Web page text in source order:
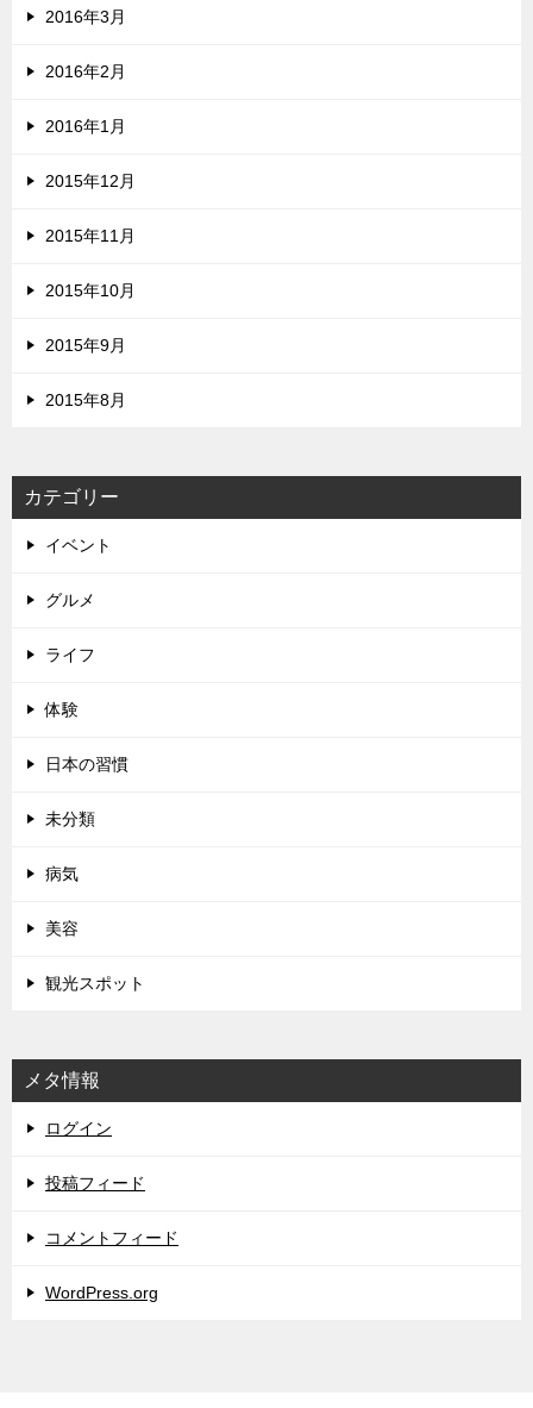
2016年3月
2016年2月
2016年1月
2015年12月
2015年11月
2015年10月
2015年9月
2015年8月
カテゴリー
イベント
グルメ
ライフ
体験
日本の習慣
未分類
病気
美容
観光スポット
メタ情報
ログイン
投稿フィード
コメントフィード
WordPress.org